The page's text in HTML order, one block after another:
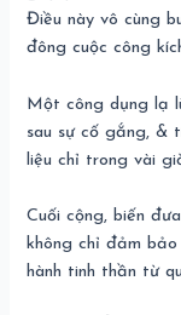
Điều này vô cùng
đông cuộc công
Một công dụng lạ
sau sự cố gắng, &
liệu chỉ trong vài
Cuối cộng, biến
không chỉ đảm
hành tinh thần từ